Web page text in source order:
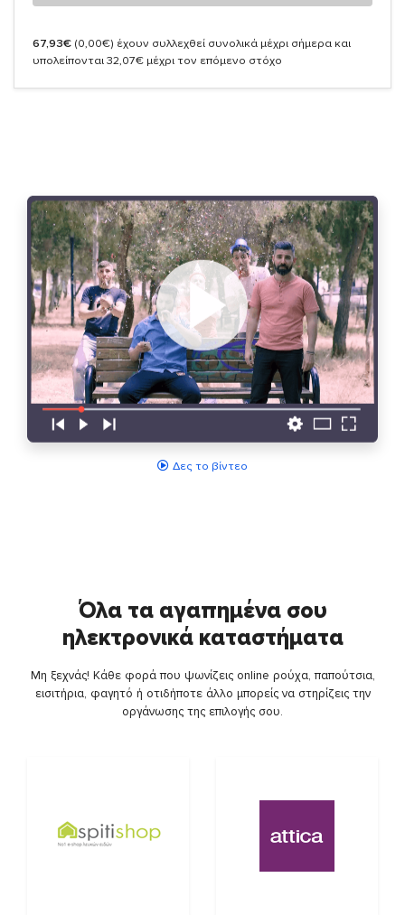
67,93€ (0,00€) έχουν συλλεχθεί συνολικά μέχρι σήμερα και
υπολείπονται 32,07€ μέχρι τον επόμενο στόχο
Δες το βίντεο
Όλα τα αγαπημένα σου
ηλεκτρονικά καταστήματα
Μη ξεχνάς! Κάθε φορά που ψωνίζεις online ρούχα, παπούτσια,
εισιτήρια, φαγητό ή οτιδήποτε άλλο μπορείς να στηρίζεις την
οργάνωσης της επιλογής σου.